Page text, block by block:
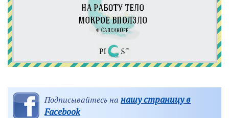
Подписывайтесь на нашу страницу в
Facebook